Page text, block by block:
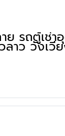
ย รถตู้เช่า
ลาว วังเวี